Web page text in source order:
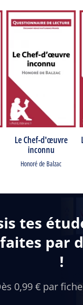
Le Chef-d'œuvre
inconnu
Honoré de Balzac
tes
par
!
0,99 € par